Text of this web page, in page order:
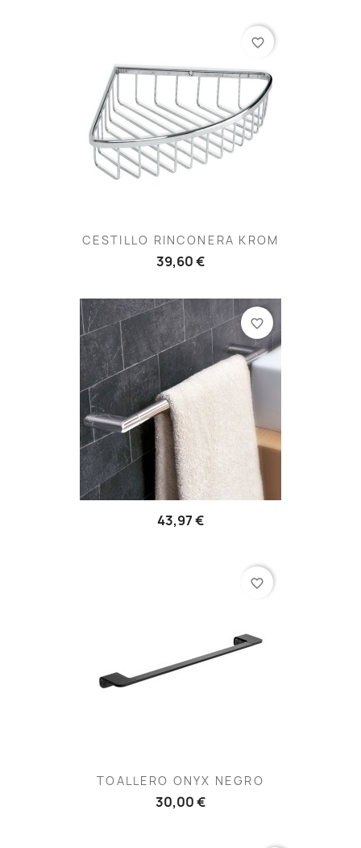
CESTILLO RINCONERA KROM
39,60 €
favorite_border
43,97 €
favorite_border
TOALLERO ONYX NEGRO
30,00 €
favorite_border